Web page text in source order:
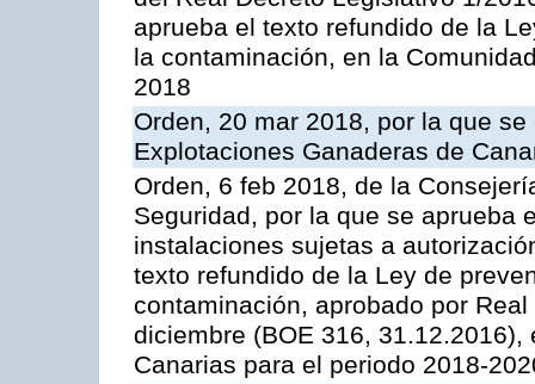
aprueba el texto refundido de la
la contaminación, en la
2018
Orden, 20 mar 2018, por la que
Explotaciones Ganaderas de
Orden, 6 feb 2018, de la
Seguridad, por la que se aprueba
instalaciones sujetas a
texto refundido de la Ley de
contaminación, aprobado por
diciembre (BOE 316,
Canarias para el periodo 2018-